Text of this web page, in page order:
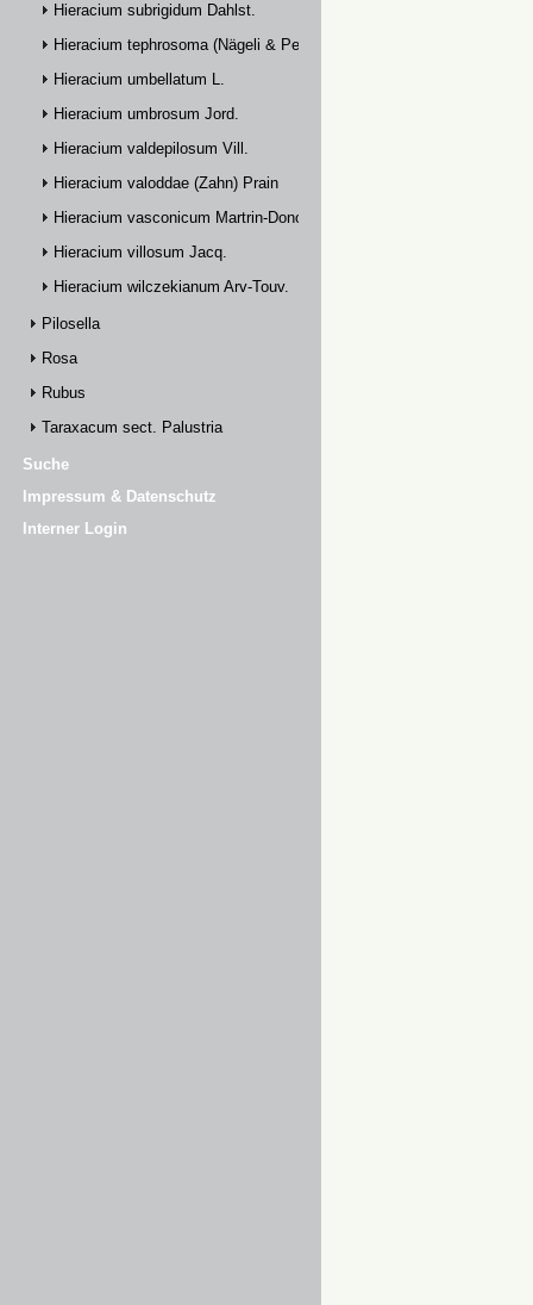
Hieracium subrigidum Dahlst.
Hieracium tephrosoma (Nägeli & Peter) Zahn
Hieracium umbellatum L.
Hieracium umbrosum Jord.
Hieracium valdepilosum Vill.
Hieracium valoddae (Zahn) Prain
Hieracium vasconicum Martrin-Donos
Hieracium villosum Jacq.
Hieracium wilczekianum Arv-Touv.
Pilosella
Rosa
Rubus
Taraxacum sect. Palustria
Suche
Impressum & Datenschutz
Interner Login